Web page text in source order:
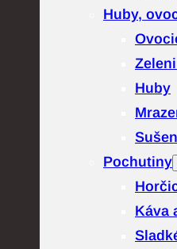
Huby,
Huby
Pochutiny
Káva